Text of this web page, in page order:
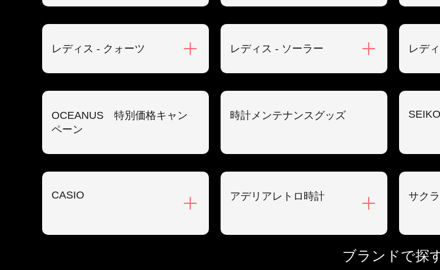
レディス - クォーツ レディス - ソーラー レデ
OCEANUS 特別価格キャン
ペーン
時計メンテナンスグッズ SEIKO
CASIO アデリアレトロ時計 サク
ブランドで探